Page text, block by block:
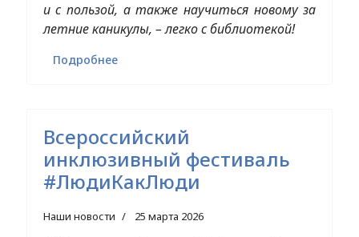
и с пользой, а также научиться новому за
летние каникулы, – легко с библиотекой!
Подробнее
Всероссийский
инклюзивный фестиваль
#ЛюдиКакЛюди
Наши новости 25 марта 2026